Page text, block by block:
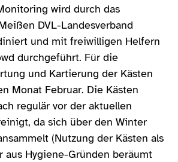
wird durch das
DVL-Landesverband
und mit freiwilligen Helfern
durchgeführt. Für die
und Kartierung der Kästen
Monat Februar. Die Kästen
regulär vor der aktuellen
da sich über den Winter
(Nutzung der Kästen als
aus Hygiene-Gründen beräumt